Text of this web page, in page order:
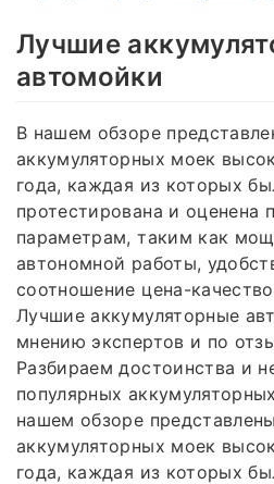
Лучшие
автомойки
В нашем обзоре
аккумуляторных моек
года, каждая из которых
протестирована и оценена
параметрам, таким как
автономной работы,
соотношение цена-
Лучшие аккумуляторные
мнению экспертов и по
Разбираем достоинства и
популярных
нашем обзоре
аккумуляторных моек
года, каждая из которых